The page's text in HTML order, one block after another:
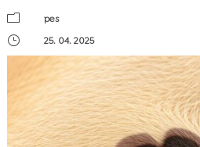
m
pes
}
25. 04. 2025